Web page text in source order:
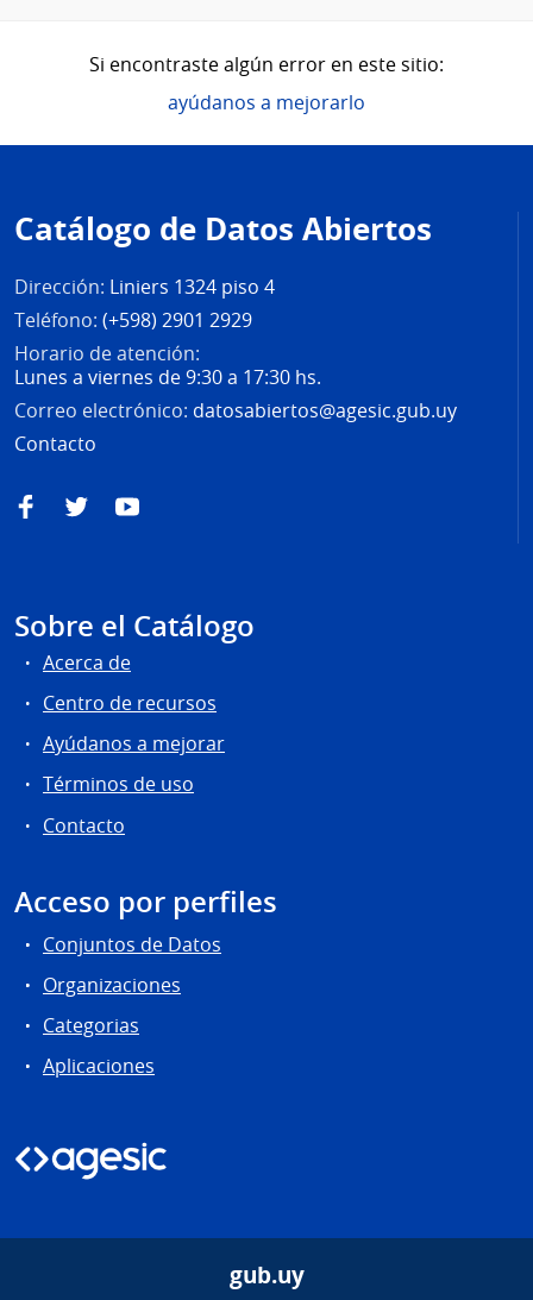
Si encontraste algún error en este sitio:
ayúdanos a mejorarlo
de
página
Catálogo de Datos Abiertos
Dirección: Liniers 1324 piso 4
Teléfono: (+598) 2901 2929
Horario de atención:
Lunes a viernes de 9:30 a 17:30 hs.
Correo electrónico: datosabiertos@agesic.gub.uy
Contacto
FacebookTwitterYouTube
Sobre el Catálogo
Acerca de
Centro de recursos
Ayúdanos a mejorar
Términos de uso
Contacto
Acceso por perfiles
Conjuntos de Datos
Organizaciones
Categorias
Aplicaciones
gub.uy